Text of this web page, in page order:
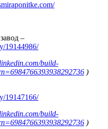
–
19144986/
build-
)
19147166/
build-
)